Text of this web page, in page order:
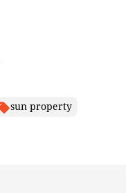
sun property